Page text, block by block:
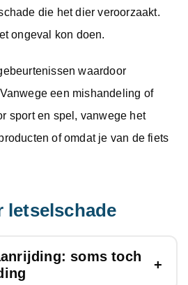
die het dier veroorzaakt.
ongeval kon doen.
waardoor
een mishandeling of
sport en spel, vanwege het
of omdat je van de fiets
letselschade
soms toch